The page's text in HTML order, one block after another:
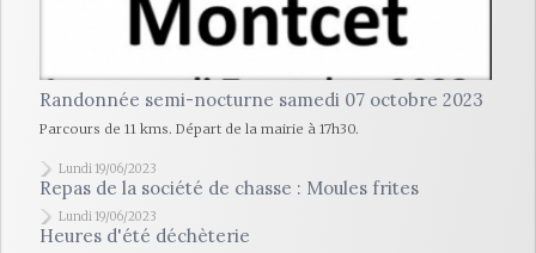
Randonnée semi-nocturne samedi 07 octobre 2023
Parcours de 11 kms. Départ de la mairie à 17h30.
Lundi 19/06/2023
Repas de la société de chasse : Moules frites
Lundi 19/06/2023
Heures d'été déchèterie